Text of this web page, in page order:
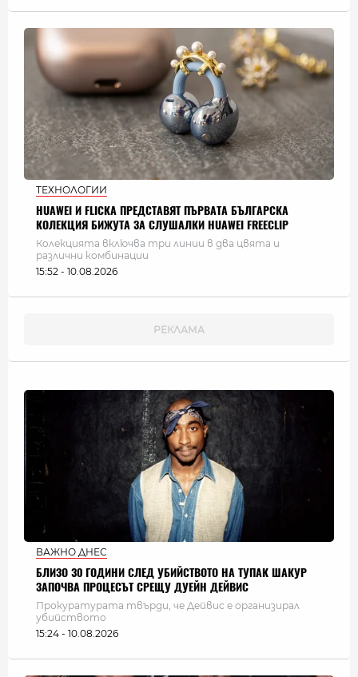
ТЕХНОЛОГИИ
HUAWEI И FLICKA ПРЕДСТАВЯТ ПЪРВАТА БЪЛГАРСКА
КОЛЕКЦИЯ БИЖУТА ЗА СЛУШАЛКИ HUAWEI FREECLIP
Колекцията включва три линии в два цвята и
различни комбинации
15:52 - 10.08.2026
ВАЖНО ДНЕС
БЛИЗО 30 ГОДИНИ СЛЕД УБИЙСТВОТО НА ТУПАК ШАКУР
ЗАПОЧВА ПРОЦЕСЪТ СРЕЩУ ДУЕЙН ДЕЙВИС
Прокуратурата твърди, че Дейвис е организирал
убийството
15:24 - 10.08.2026